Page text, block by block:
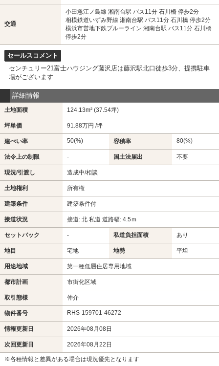
交通
小田急江ノ島線 湘南台駅 バス11分 石川橋 停歩2分
相模鉄道いずみ野線 湘南台駅 バス11分 石川橋 停歩2分
横浜市営地下鉄ブルーライン 湘南台駅 バス11分 石川橋
停歩2分
セールスコメント
センチュリー21富士ハウジング藤沢店は藤沢駅北口徒歩3分、提携駐車
場がございます
詳細情報
土地面積 124.13m² (37.54坪)
坪単価 91.88万円 /坪
建ぺい率 50(%) 容積率 80(%)
法令上の制限 - 国土法届出 不要
現況/引渡し 造成中/相談
土地権利 所有権
建築条件 建築条件付
接道状況 接道: 北 私道 道路幅: 4.5ｍ
セットバック - 私道負担面積 あり
地目 宅地 地勢 平坦
用途地域 第一種低層住居専用地域
都市計画 市街化区域
取引態様 仲介
物件番号 RHS-159701-46272
情報更新日 2026年08月08日
次回更新日 2026年08月22日
※各種情報と差異がある場合は現況優先となります